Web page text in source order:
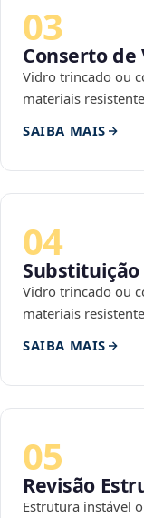
03
Conserto de
Vidro trincado ou
materiais
SAIBA MAIS
04
Vidro trincado ou
materiais
SAIBA MAIS
05
Revisão
Estrutura instável